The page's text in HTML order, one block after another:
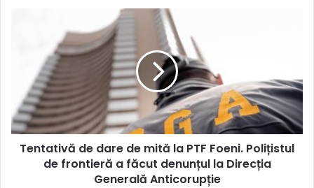
PTF
Foeni.
Polițistul
de
frontieră
Tentativă de dare de mită la PTF Foeni. Polițistul
de frontieră a făcut denunțul la Direcția
Generală Anticorupție